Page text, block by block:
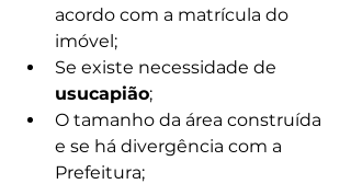
acordo com a matrícula do
imóvel;
Se existe necessidade de
usucapião;
O tamanho da área construída
e se há divergência com a
Prefeitura;